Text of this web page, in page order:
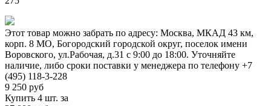
Этот товар можно забрать по адресу: Москва, МКАД 43 км,
корп. 8 МО, Богородский городской округ, поселок имени
Воровского, ул.Рабочая, д.31 с 9:00 до 18:00. Уточняйте
наличие, либо сроки поставки у менеджера по телефону +7
(495) 118-3-228
9 250 руб
Купить 4 шт. за